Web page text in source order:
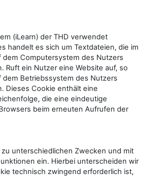
(iLearn) der THD verwendet
handelt es sich um Textdateien, die im
Computersystem des Nutzers
Ruft ein Nutzer eine Website auf, so
dem Betriebssystem des Nutzers
Dieses Cookie enthält eine
die eine eindeutige
beim erneuten Aufrufen der
unterschiedlichen Zwecken und mit
ein. Hierbei unterscheiden wir
technisch zwingend erforderlich ist,